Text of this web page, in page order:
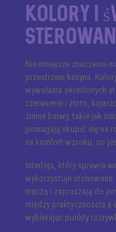
Kolory i
Nie mniejsze znaczenie
przestrzeni kasyna.
wywołania określonych
czerwienie i złoto,
zimne barwy, takie jak
pomagają skupić się na
na komfort wzroku, co
Interfejs, który sprawia
wykorzystuje
męczą i zapraszają do
między praktycznością a
wybierając punkty